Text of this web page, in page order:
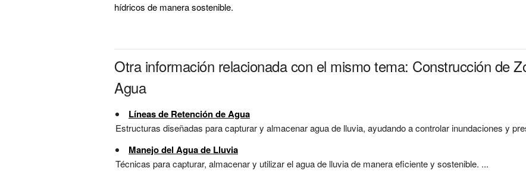
hídricos de manera sostenible.
Otra información relacionada con el mismo tema: Construcción de
Agua
Líneas de Retención de Agua
Estructuras diseñadas para capturar y almacenar agua de lluvia, ayudando a controlar inundaciones y
Manejo del Agua de Lluvia
Técnicas para capturar, almacenar y utilizar el agua de lluvia de manera eficiente y sostenible. ...